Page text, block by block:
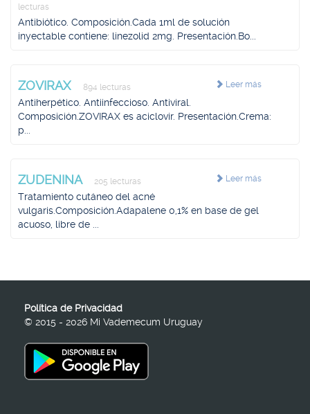
lecturas
Antibiótico. Composición.Cada 1ml de solución
inyectable contiene: linezolid 2mg. Presentación.Bo...
Leer más
ZOVIRAX 894 lecturas
Antiherpético. Antiinfeccioso. Antiviral.
Composición.ZOVIRAX es aciclovir. Presentación.Crema:
p...
Leer más
ZUDENINA 205 lecturas
Tratamiento cutáneo del acné
vulgaris.Composición.Adapalene 0,1% en base de gel
acuoso, libre de ...
Política de Privacidad
© 2015 - 2026 Mi Vademecum Uruguay